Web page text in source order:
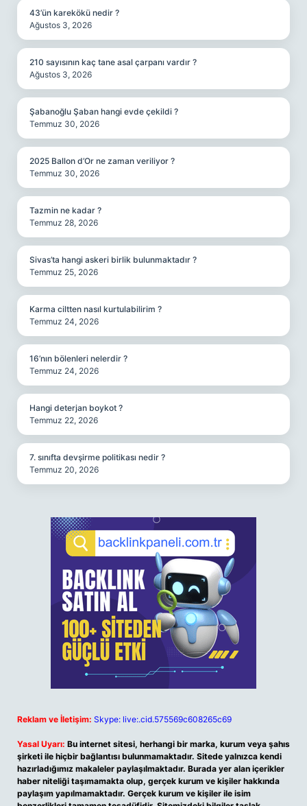
43’ün karekökü nedir ?
Ağustos 3, 2026
210 sayısının kaç tane asal çarpanı vardır ?
Ağustos 3, 2026
Şabanoğlu Şaban hangi evde çekildi ?
Temmuz 30, 2026
2025 Ballon d’Or ne zaman veriliyor ?
Temmuz 30, 2026
Tazmin ne kadar ?
Temmuz 28, 2026
Sivas’ta hangi askeri birlik bulunmaktadır ?
Temmuz 25, 2026
Karma ciltten nasıl kurtulabilirim ?
Temmuz 24, 2026
16’nın bölenleri nelerdir ?
Temmuz 24, 2026
Hangi deterjan boykot ?
Temmuz 22, 2026
7. sınıfta devşirme politikası nedir ?
Temmuz 20, 2026
Reklam ve İletişim: Skype: live:.cid.575569c608265c69
Yasal Uyarı: Bu internet sitesi, herhangi bir marka, kurum veya şahıs
şirketi ile hiçbir bağlantısı bulunmamaktadır. Sitede yalnızca kendi
hazırladığımız makaleler paylaşılmaktadır. Burada yer alan içerikler
haber niteliği taşımamakta olup, gerçek kurum ve kişiler hakkında
paylaşım yapılmamaktadır. Gerçek kurum ve kişiler ile isim